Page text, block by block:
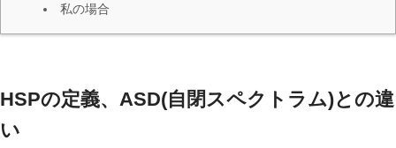
私の場合
HSPの定義、ASD(自閉スペクトラム)との違
い